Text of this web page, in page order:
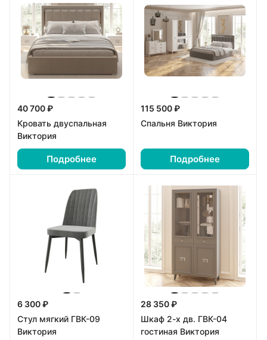
40 700 ₽
Кровать двуспальная
Виктория
Подробнее
115 500 ₽
Спальня Виктория
Подробнее
6 300 ₽
Стул мягкий ГВК-09
Виктория
28 350 ₽
Шкаф 2-х дв. ГВК-04
гостиная Виктория